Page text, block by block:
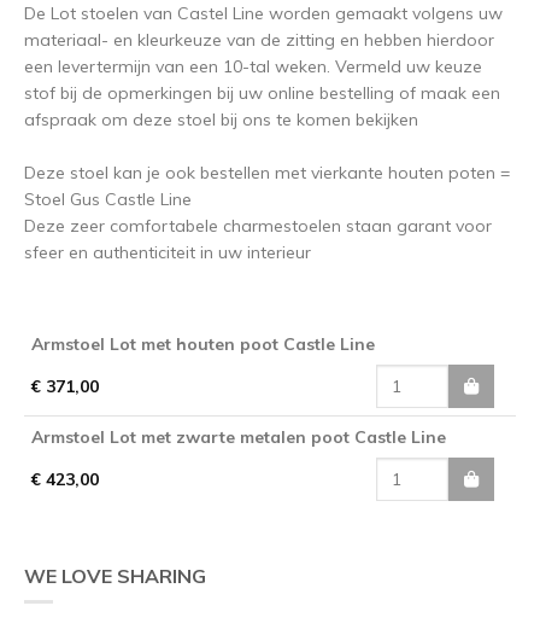
De Lot stoelen van Castel Line worden gemaakt volgens uw
materiaal- en kleurkeuze van de zitting en hebben hierdoor
een levertermijn van een 10-tal weken. Vermeld uw keuze
stof bij de opmerkingen bij uw online bestelling of maak een
afspraak om deze stoel bij ons te komen bekijken
Deze stoel kan je ook bestellen met vierkante houten poten =
Stoel Gus Castle Line
Deze zeer comfortabele charmestoelen staan garant voor
sfeer en authenticiteit in uw interieur
Armstoel Lot met houten poot Castle Line
€ 371,00
Armstoel Lot met zwarte metalen poot Castle Line
€ 423,00
WE LOVE SHARING